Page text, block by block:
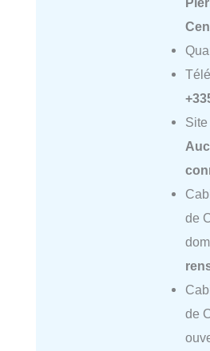
Site
de
de